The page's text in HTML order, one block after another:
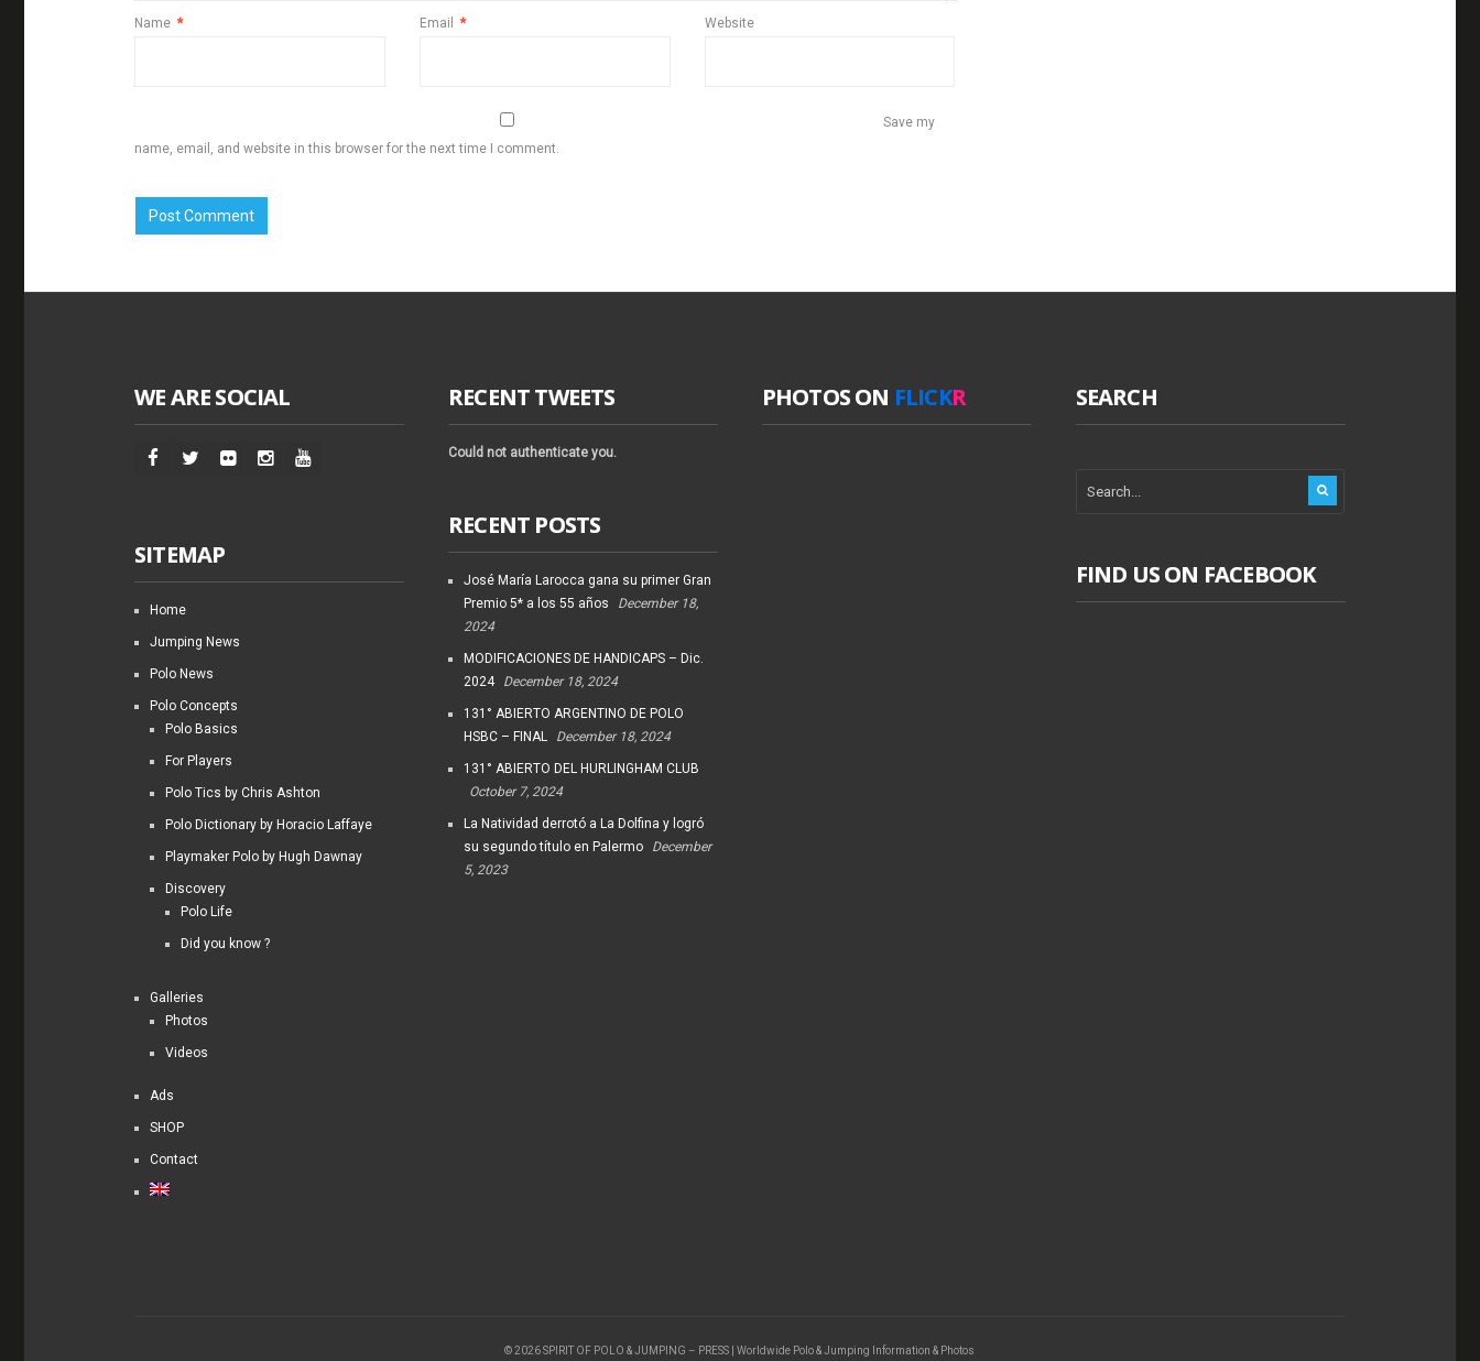
Name * Email * Website
Save my
name, email, and website in this browser for the next time I comment.
WE ARE SOCIAL
SITEMAP
Home
Jumping News
Polo News
Polo Concepts
Polo Basics
For Players
Polo Tics by Chris Ashton
Polo Dictionary by Horacio Laffaye
Playmaker Polo by Hugh Dawnay
Discovery
Polo Life
Did you know ?
Galleries
Photos
Videos
Ads
SHOP
Contact
RECENT TWEETS
Could not authenticate you.
RECENT POSTS
José María Larocca gana su primer Gran
Premio 5* a los 55 años
December 18,
2024
MODIFICACIONES DE HANDICAPS – Dic.
2024
December 18, 2024
131° ABIERTO ARGENTINO DE POLO
HSBC – FINAL
December 18, 2024
131° ABIERTO DEL HURLINGHAM CLUB
October 7, 2024
La Natividad derrotó a La Dolfina y logró
su segundo título en Palermo
December
5, 2023
PHOTOS ON FLICKR SEARCH
FIND US ON FACEBOOK
© 2026 SPIRIT OF POLO & JUMPING – PRESS | Worldwide Polo & Jumping Information & Photos